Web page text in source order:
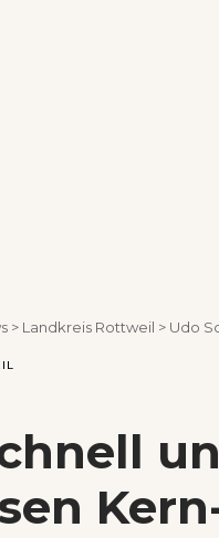
> Landkreis Rottweil > Udo